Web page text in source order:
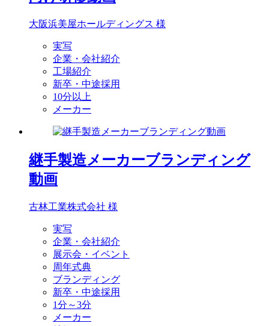
大阪浜美屋ホールディングス 様
実写
企業・会社紹介
工場紹介
新卒・中途採用
10分以上
メーカー
継手製造メーカーブランディング
動画
古林工業株式会社 様
実写
企業・会社紹介
展示会・イベント
周年式典
ブランディング
新卒・中途採用
1分～3分
メーカー